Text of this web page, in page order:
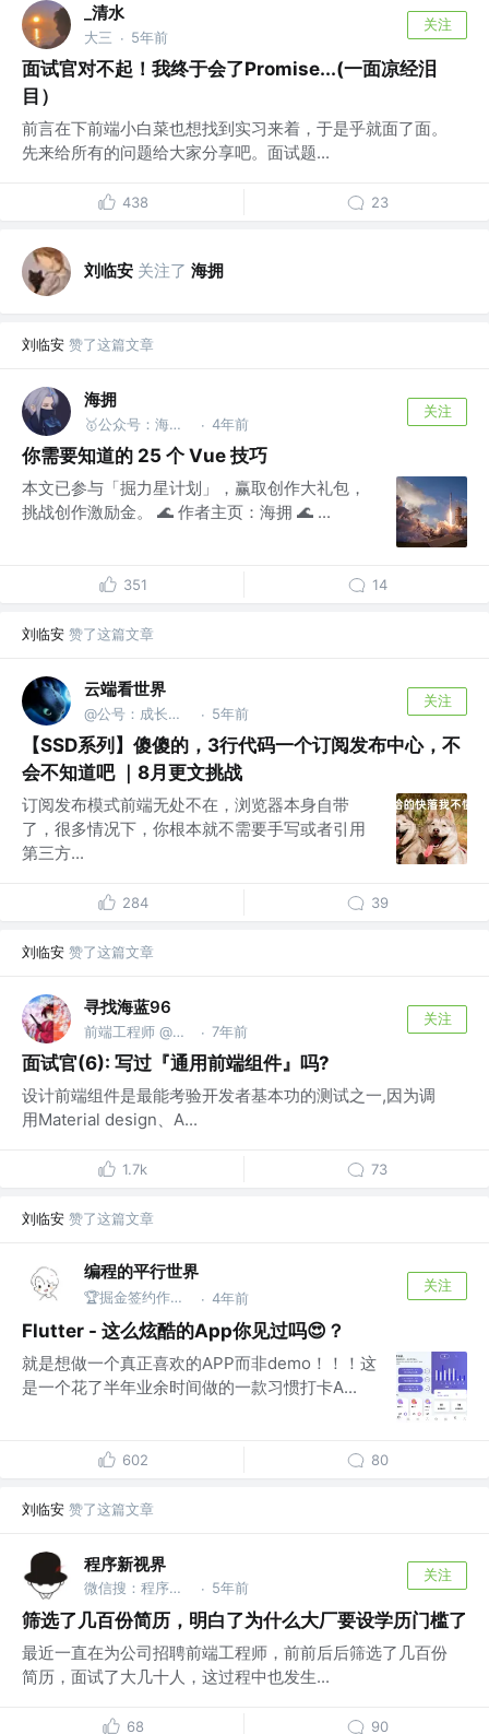
_清水
大三 · 5年前
关注
面试官对不起！我终于会了Promise...(一面凉经泪
目）
前言在下前端小白菜也想找到实习来着，于是乎就面了面。
先来给所有的问题给大家分享吧。面试题...
438 23
刘临安 关注了 海拥
刘临安 赞了这篇文章
海拥
🥇公众号：海拥 | 水系全栈🥈 · 4年前
关注
你需要知道的 25 个 Vue 技巧
本文已参与「掘力星计划」，赢取创作大礼包，
挑战创作激励金。 🌊 作者主页：海拥 🌊 ...
351 14
刘临安 赞了这篇文章
云端看世界
@公号：成长的程序世界 · 5年前
关注
【SSD系列】傻傻的，3行代码一个订阅发布中心，不
会不知道吧 ｜8月更文挑战
订阅发布模式前端无处不在，浏览器本身自带
了，很多情况下，你根本就不需要手写或者引用
第三方...
284 39
刘临安 赞了这篇文章
寻找海蓝96
前端工程师 @寻找海蓝 · 7年前
关注
面试官(6): 写过『通用前端组件』吗?
设计前端组件是最能考验开发者基本功的测试之一,因为调
用Material design、A...
1.7k 73
刘临安 赞了这篇文章
编程的平行世界
🏆掘金签约作者@Taxze · 4年前
关注
Flutter - 这么炫酷的App你见过吗😍？
就是想做一个真正喜欢的APP而非demo！！！这
是一个花了半年业余时间做的一款习惯打卡A...
602 80
刘临安 赞了这篇文章
程序新视界
微信搜：程序新视界 · 5年前
关注
筛选了几百份简历，明白了为什么大厂要设学历门槛了
最近一直在为公司招聘前端工程师，前前后后筛选了几百份
简历，面试了大几十人，这过程中也发生...
68 90